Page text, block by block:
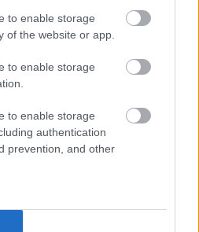
to enable storage
of the website or app.
to enable storage
to enable storage
authentication
prevention, and other